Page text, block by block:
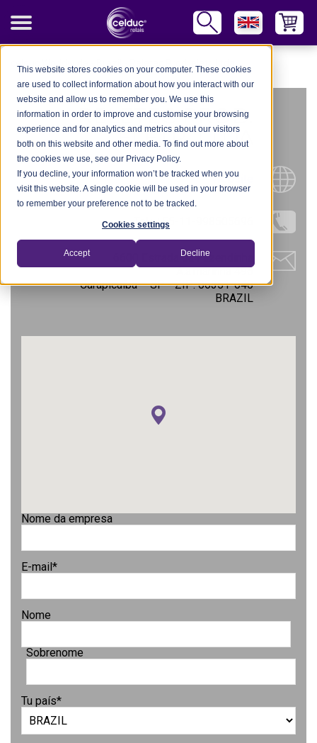
This website stores cookies on your computer. These cookies
are used to collect information about how you interact with our
website and allow us to remember you. We use this
information in order to improve and customise your browsing
experience and for analytics and metrics about our visitors
both on this website and other media. To find out more about
the cookies we use, see our Privacy Policy.
If you decline, your information won’t be tracked when you
visit this website. A single cookie will be used in your browser
to remember your preference not to be tracked.
Cookies settings
Accept Decline
RELETEC PROD.
ELETR. LTDA
Website
Tel.: +55-11-998505696
6600 Estrada da Fazendinha
A.a.marinha 496
Carapicuiba – SP - ZIP: 06351-040
BRAZIL
Nome da empresa
E-mail*
Nome
Sobrenome
Tu país*